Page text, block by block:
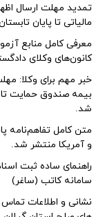
تمدید مهلت ارسال
مالیاتی تا پایان تابستان
کانون‌های وکلای
خبر مهم برای وکلا:
شد.
متن کامل تفاهم‌نامه
و آمریکا منتشر شد.
راهنمای ساده ثبت
سامانه کاتب (ساغر)
نشانی و اطلاعات